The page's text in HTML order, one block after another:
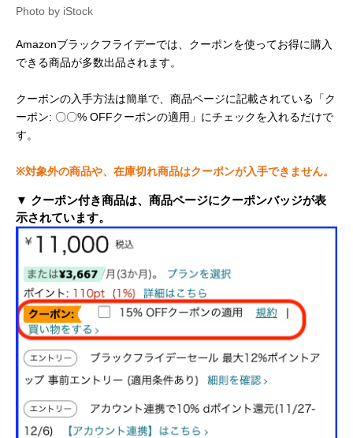
Photo by iStock
Amazonブラックフライデーでは、クーポンを使ってお得に購入
できる商品が多数出品されます。
クーポンの入手方法は簡単で、商品ページに記載されている「ク
ーポン: 〇〇% OFFクーポンの適用」にチェックを入れるだけで
す。
※対象外の商品や、在庫切れ商品はクーポンが入手できません。
▼ クーポン付き商品は、商品ページにクーポンバッジが表
示されています。